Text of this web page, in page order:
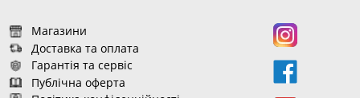
Магазини
Доставка та оплата
Гарантія та сервіс
Публічна оферта